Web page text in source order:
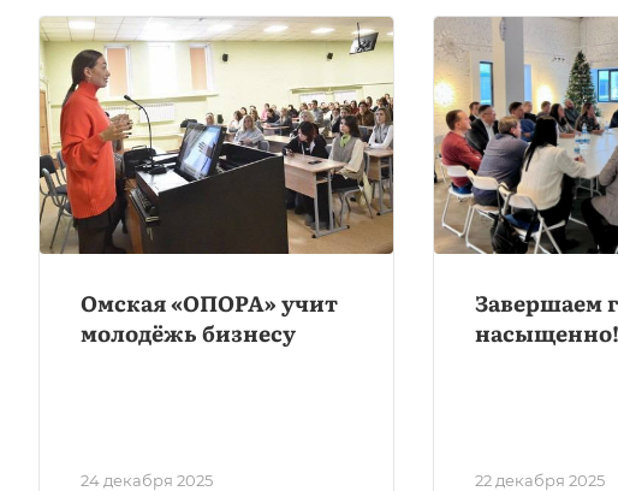
Омская «ОПОРА» учит
молодёжь бизнесу
24 декабря 2025
Завершаем
насыщенно!
22 декабря 2025